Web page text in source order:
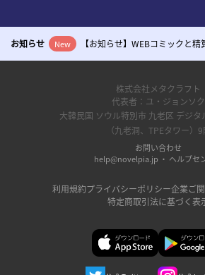
お知らせ New 【お知らせ】WEBコミックと
利用規約プライバシーポリシー企業ご
特定商取引法に基づく表
株式会社メタクラフト
代表者：ユ・ジョンソク
大韓民国 ソウル特別市 九老区 デジタ
（九老洞、TPEタワー）9
お問い合わせ
help@novelpia.jp ‧ ヘルプセ